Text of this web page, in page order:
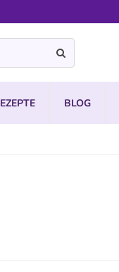
BLOG